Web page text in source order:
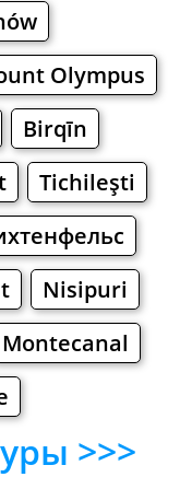
Olympus
Birqīn
Tichileşti
Nisipuri
Montecanal
>>>